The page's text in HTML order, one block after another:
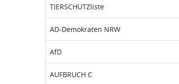
TIERSCHUTZliste
AD-Demokraten NRW
AfD
AUFBRUCH C